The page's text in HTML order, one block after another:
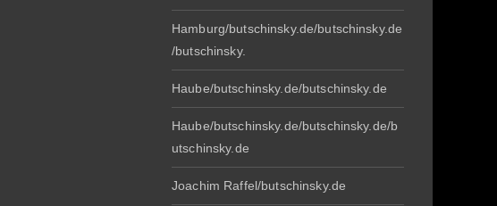
Hamburg/butschinsky.de/butschinsky.de
/butschinsky.
Haube/butschinsky.de/butschinsky.de
Haube/butschinsky.de/butschinsky.de/b
utschinsky.de
Joachim Raffel/butschinsky.de